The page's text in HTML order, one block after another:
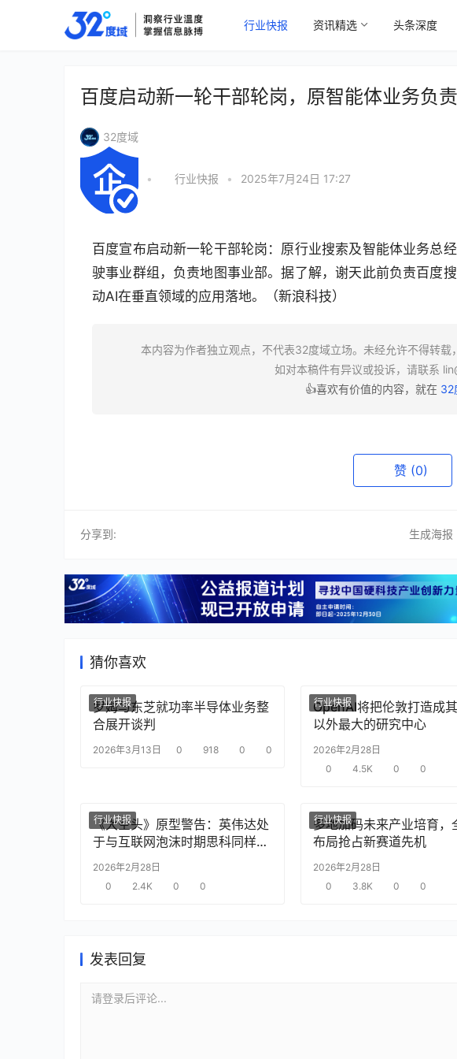
行业快报 资讯精选 头条深度
百度启动新一轮干部轮岗，原智能体业务负
32度域
• 行业快报 • 2025年7月24日 17:27
百度宣布启动新一轮干部轮岗：原行业搜索及智能体业务总
驶事业群组，负责地图事业部。据了解，谢天此前负责百度
动AI在垂直领域的应用落地。（新浪科技）
本内容为作者独立观点，不代表32度域立场。未经允许不得转载
如对本稿件有异议或投诉，请联系
👍喜欢有价值的内容，就在 32
赞 (0)
分享到: 生成海报
猜你喜欢
行业快报
罗姆与东芝就功率半导体业务整
合展开谈判
2026年3月13日 0 918 0 0
行业快报
OpenAI将把伦敦打造成
以外最大的研究中心
2026年2月28日
0
4.5K 0 0
行业快报
《大空头》原型警告：英伟达处
于与互联网泡沫时期思科同样的
“危险境地”
2026年2月28日
0
2.4K 0 0
行业快报
多地加码未来产业培育，
布局抢占新赛道先机
2026年2月28日
0
3.8K 0 0
发表回复
请登录后评论...